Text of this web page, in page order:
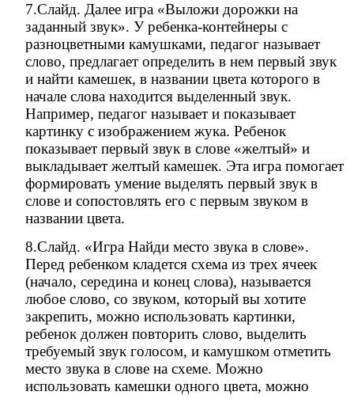
7.Слайд. Далее игра «Выложи дорожки на
заданный звук». У ребенка-контейнеры с
разноцветными камушками, педагог называет
слово, предлагает определить в нем первый звук
и найти камешек, в названии цвета которого в
начале слова находится выделенный звук.
Например, педагог называет и показывает
картинку с изображением жука. Ребенок
показывает первый звук в слове «желтый» и
выкладывает желтый камешек. Эта игра помогает
формировать умение выделять первый звук в
слове и сопостовлять его с первым звуком в
названии цвета.
8.Слайд. «Игра Найди место звука в слове».
Перед ребенком кладется схема из трех ячеек
(начало, середина и конец слова), называется
любое слово, со звуком, который вы хотите
закрепить, можно использовать картинки,
ребенок должен повторить слово, выделить
требуемый звук голосом, и камушком отметить
место звука в слове на схеме. Можно
использовать камешки одного цвета, можно